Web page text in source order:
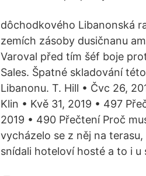
dôchodkového Libanonská
zemích zásoby dusičnanu
Varoval před tím šéf boje
Sales. Špatné skladování
Libanonu. T. Hill • Čvc 26,
Klin • Kvě 31, 2019 • 497
2019 • 490 Přečtení Proč
vycházelo se z něj na
snídali hoteloví hosté a to i